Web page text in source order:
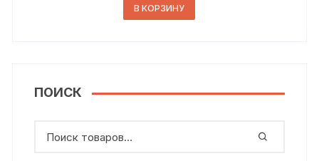
В КОРЗИНУ
ПОИСК